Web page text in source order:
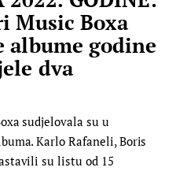
Music Boxa
albume godine
dva
sudjelovala su u
Karlo Rafaneli, Boris
su listu od 15